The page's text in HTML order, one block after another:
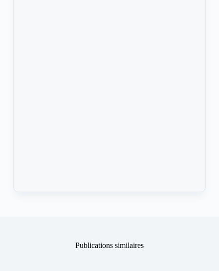
Publications similaires